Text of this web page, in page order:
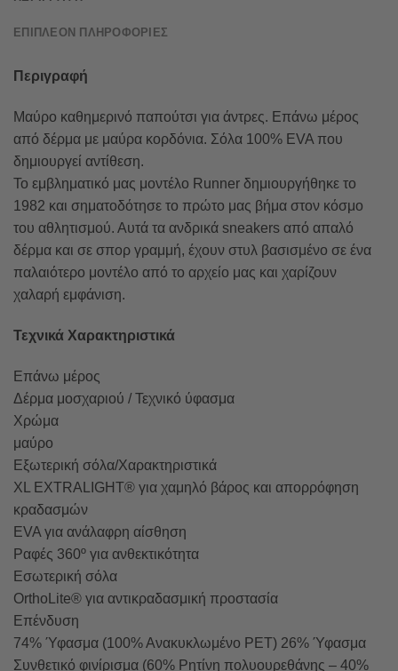
ΕΠΙΠΛΈΟΝ ΠΛΗΡΟΦΟΡΊΕΣ
Περιγραφή
Μαύρο καθημερινό παπούτσι για άντρες. Επάνω μέρος
από δέρμα με μαύρα κορδόνια. Σόλα 100% EVA που
δημιουργεί αντίθεση.
Το εμβληματικό μας μοντέλο Runner δημιουργήθηκε το
1982 και σηματοδότησε το πρώτο μας βήμα στον κόσμο
του αθλητισμού. Αυτά τα ανδρικά sneakers από απαλό
δέρμα και σε σπορ γραμμή, έχουν στυλ βασισμένο σε ένα
παλαιότερο μοντέλο από το αρχείο μας και χαρίζουν
χαλαρή εμφάνιση.
Τεχνικά Χαρακτηριστικά
Επάνω μέρος
Δέρμα μοσχαριού / Τεχνικό ύφασμα
Χρώμα
μαύρο
Εξωτερική σόλα/Χαρακτηριστικά
XL EXTRALIGHT® για χαμηλό βάρος και απορρόφηση
κραδασμών
EVA για ανάλαφρη αίσθηση
Ραφές 360º για ανθεκτικότητα
Εσωτερική σόλα
OrthoLite® για αντικραδασμική προστασία
Επένδυση
74% Ύφασμα (100% Ανακυκλωμένο PET) 26% Ύφασμα
Συνθετικό φινίρισμα (60% Ρητίνη πολυουρεθάνης – 40%